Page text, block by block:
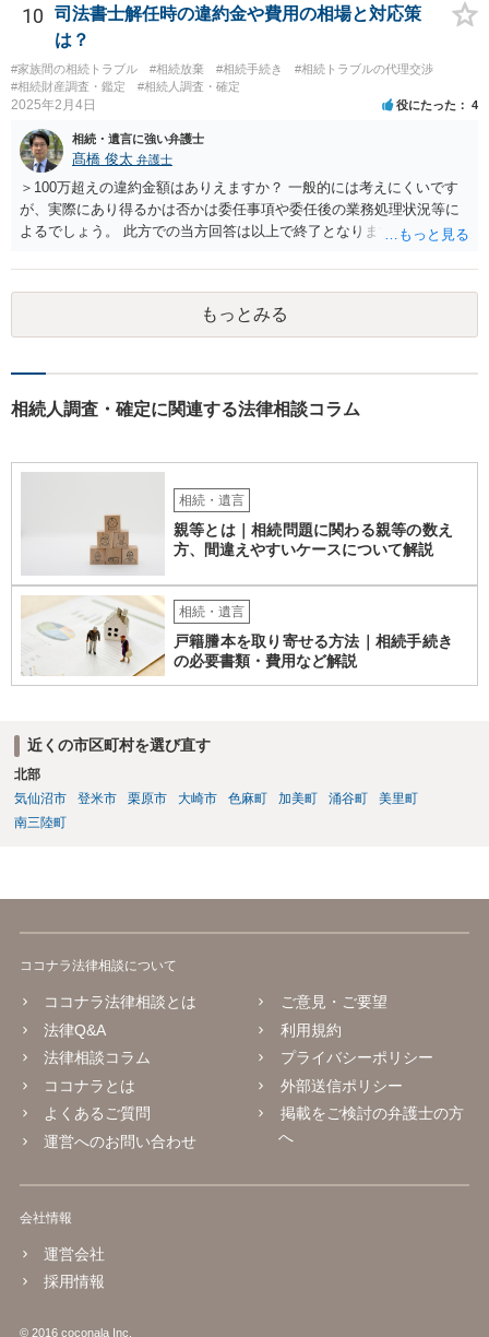
のですか？ →遺書というのが、法律上の遺言の形式を守っている限り
はそのとおりです。 質問3 父が腹違いの長男に法律的に優位になれそ
うな事はありますか？ →遺言が有効な場合、優位に立つことはできま
せんが、お祖父様が認知症であるなどの「遺言が作れないはずの事
情」があるならば①遺言無効確認の訴えを起こすのは一つの手です。
問4 相続トラブルの代理交渉は可能でしょうか。 →一般論としては可
能ですが、お伺いする内容ですとお祖父様が亡くなられた後に動くこ
とになるでしょう。
10
司法書士解任時の違約金や費用の相場と対応策
は？
#家族間の相続トラブル #相続放棄 #相続手続き
#相続トラブルの代理交渉
#相続財産調査・鑑定
#相続人調査・確定
2025年2月4日 役にたった 4
相続・遺言に強い弁護士
髙橋 俊太 弁護士
＞100万超えの違約金額はありえますか？ 一般的には考えにくいです
が、実際にあり得るかは否かは委任事項や委任後の業務処理状況等に
よるでしょう。 此方での当方回答は以上で終了となりますが、参考に
もっとみる
相続人調査・確定に関連する法律相談コラム
相続・遺言
親等とは｜相続問題に関わる親等の数え
方、間違えやすいケースについて解説
相続・遺言
戸籍謄本を取り寄せる方法｜相続手続き
の必要書類・費用など解説
近くの市区町村を選び直す
北部
気仙沼市
登米市 栗原市 大崎市 色麻町 加美町 涌谷町
美里町
南三陸町
ココナラ法律相談について
ココナラ法律相談とは
法律Q&A
法律相談コラム
ココナラとは
よくあるご質問
運営へのお問い合わせ
ご意見・ご要望
利用規約
プライバシーポリシー
外部送信ポリシー
掲載をご検討の弁護士の方
へ
会社情報
運営会社
採用情報
© 2016 coconala Inc.